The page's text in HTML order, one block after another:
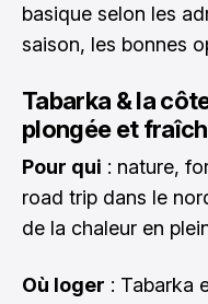
basique selon les
saison, les bonnes
Tabarka & la
plongée et
Pour qui : nature,
road trip dans le
de la chaleur en
Où loger : Tabarka